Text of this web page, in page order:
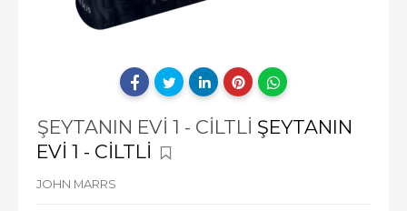
ŞEYTANIN EVİ 1 - CİLTLİ ŞEYTANIN
EVİ 1 - CİLTLİ
JOHN MARRS